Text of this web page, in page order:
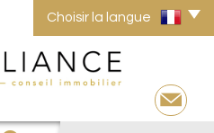
Choisir la langue